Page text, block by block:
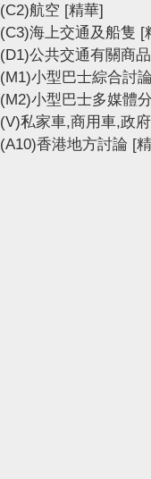
(C2)航空 [精華]
(C3)海上交通及船隻 [
(D1)公共交通有關商品
(M1)小型巴士綜合討論
(M2)小型巴士多媒體
(V)私家車,商用車,政
(A10)香港地方討論 [